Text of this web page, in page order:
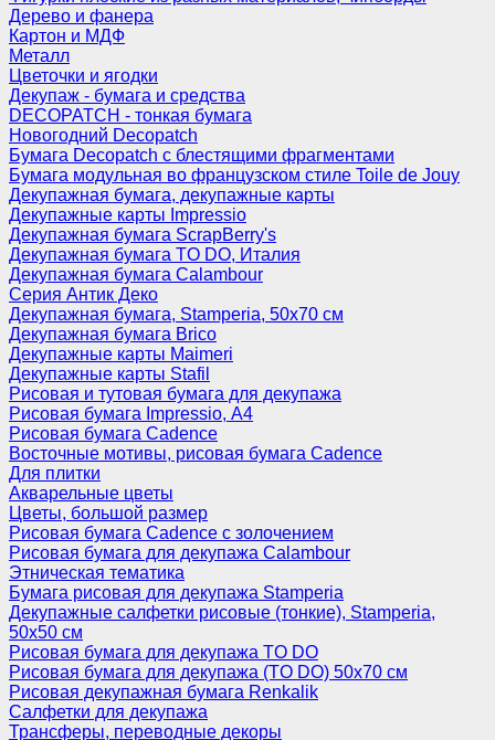
Дерево и фанера
Картон и МДФ
Металл
Цветочки и ягодки
Декупаж - бумага и средства
DECOPATCH - тонкая бумага
Новогодний Decopatch
Бумага Decopatch с блестящими фрагментами
Бумага модульная во французском стиле Toile de Jouy
Декупажная бумага, декупажные карты
Декупажные карты Impressio
Декупажная бумага ScrapBerry's
Декупажная бумага TO DO, Италия
Декупажная бумага Calambour
Серия Антик Деко
Декупажная бумага, Stamperia, 50х70 см
Декупажная бумага Brico
Декупажные карты Maimeri
Декупажные карты Stafil
Рисовая и тутовая бумага для декупажа
Рисовая бумага Impressio, А4
Рисовая бумага Cadence
Восточные мотивы, рисовая бумага Cadence
Для плитки
Акварельные цветы
Цветы, большой размер
Рисовая бумага Cadence c золочением
Рисовая бумага для декупажа Calambour
Этническая тематика
Бумага рисовая для декупажа Stamperia
Декупажные салфетки рисовые (тонкие), Stamperia,
50х50 см
Рисовая бумага для декупажа TO DO
Рисовая бумага для декупажа (TO DO) 50х70 см
Рисовая декупажная бумага Renkalik
Салфетки для декупажа
Трансферы, переводные декоры